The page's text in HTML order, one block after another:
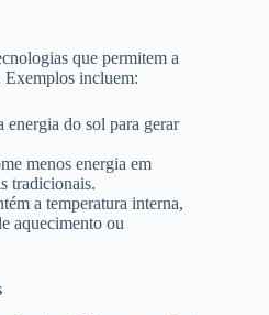
que permitem a
Exemplos incluem:
energia do sol para gerar
menos energia em
tradicionais.
a temperatura interna,
aquecimento ou